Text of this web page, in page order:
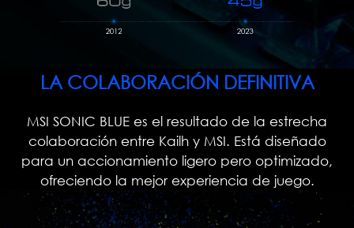
LA COLABORACIÓN DEFINITIVA
MSI SONIC BLUE es el resultado de la estrecha
colaboración entre Kailh y MSI. Está diseñado
para un accionamiento ligero pero optimizado,
ofreciendo la mejor experiencia de juego.